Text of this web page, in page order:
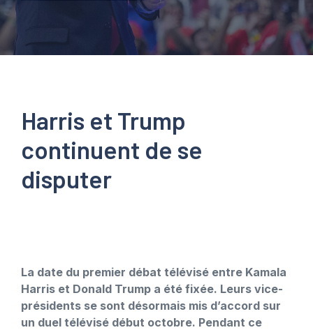
Harris et Trump
continuent de se
disputer
La date du premier débat télévisé entre Kamala
Harris et Donald Trump a été fixée. Leurs vice-
présidents se sont désormais mis d’accord sur
un duel télévisé début octobre. Pendant ce